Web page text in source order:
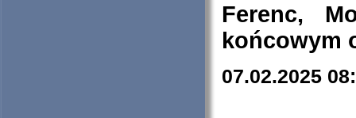
Ferenc,
końcowym
07.02.2025